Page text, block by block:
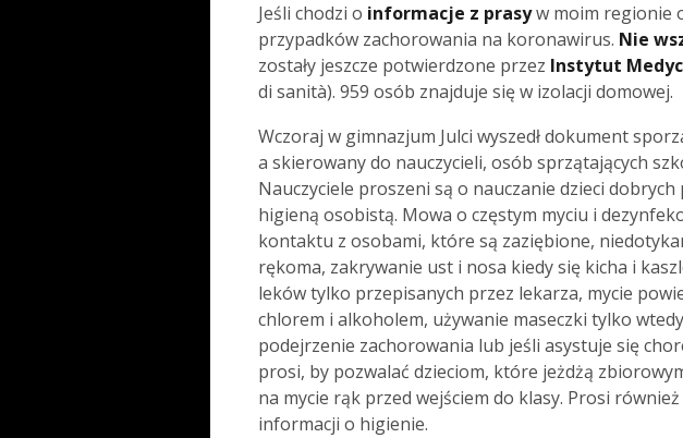
Jeśli chodzi o informacje z prasyw moim regionie
przypadków zachorowania na koronawirus. Nie
zostały jeszcze potwierdzone przez Instytut
di sanità). 959 osób znajduje się w izolacji domowej.
Wczoraj w gimnazjum Julci wyszedł dokument
a skierowany do nauczycieli, osób sprzątających
Nauczyciele proszeni są o nauczanie dzieci
higieną osobistą. Mowa o częstym myciu i
kontaktu z osobami, które są zaziębione,
rękoma, zakrywanie ust i nosa kiedy się kicha i
leków tylko przepisanych przez lekarza, mycie
chlorem i alkoholem, używanie maseczki tylko
podejrzenie zachorowania lub jeśli asystuje się
prosi, by pozwalać dzieciom, które jeżdżą
na mycie rąk przed wejściem do klasy. Prosi
informacji o higienie.